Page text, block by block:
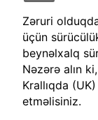
Zəruri
üçün
beynəlxalq
Nəzərə alın
Krallıqda
etməlisiniz.